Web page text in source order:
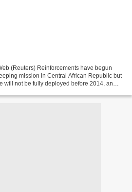
(Reuters) Reinforcements have begun
mission in Central African Republic but
will not be fully deployed before 2014, an